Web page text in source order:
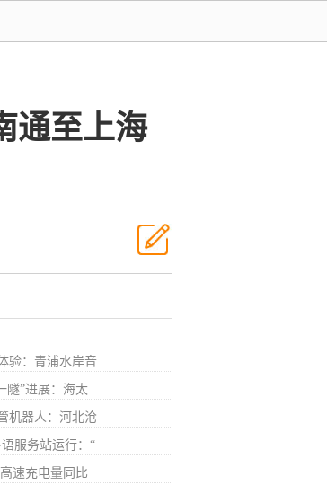
通至上海
验：青浦水岸音
隧”进展：海太
机器人：河北沧
服务站运行：“
速充电量同比